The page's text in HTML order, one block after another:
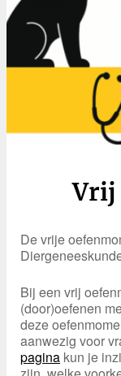
Vrij
De vrije
Bij een vrij
(door)oefenen
deze
aanwezig voor
pagina kun je